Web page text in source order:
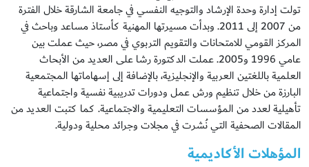
تولت إدارة وحدة الإرشاد والتوجيه النفسي في جامعة الشارقة خلال الفترة
من 2007 إلى 2011. وبدأت مسيرتها المهنية كأستاذ مساعد وباحث في
المركز القومي للامتحانات والتقويم التربوي في مصر، حيث عملت بين
عامي 1996 و2005. عملت الدكتورة رشا على العديد من الأبحاث
العلمية باللغتين العربية والإنجليزية، بالإضافة إلى إسهاماتها المجتمعية
البارزة من خلال تنظيم ورش عمل ودورات تدريبية نفسية واجتماعية
تأهيلية لعدد من المؤسسات التعليمية والاجتماعية. كما كتبت العديد من
المقالات الصحفية التي نُشرت في مجلات وجرائد محلية ودولية.
المؤهلات الأكاديمية